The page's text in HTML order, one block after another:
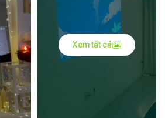
Xem tất cả